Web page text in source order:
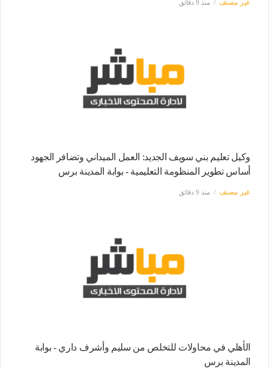
غير مصنف منذ 9 دقائق
وكيل تعليم بني سويف الجديد: العمل الميداني وتضافر الجهود
أساس تطوير المنظومة التعليمية - بوابة المدينة برس
غير مصنف منذ 9 دقائق
الأهلي في محاولات للتخلص من سليم وأشرف داري - بوابة
المدينة برس